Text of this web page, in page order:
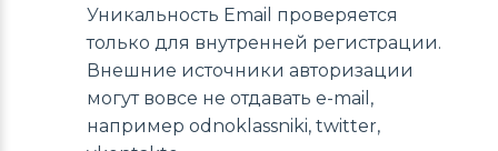
Уникальность Email проверяется
только для внутренней регистрации.
Внешние источники авторизации
могут вовсе не отдавать e-mail,
например odnoklassniki, twitter,